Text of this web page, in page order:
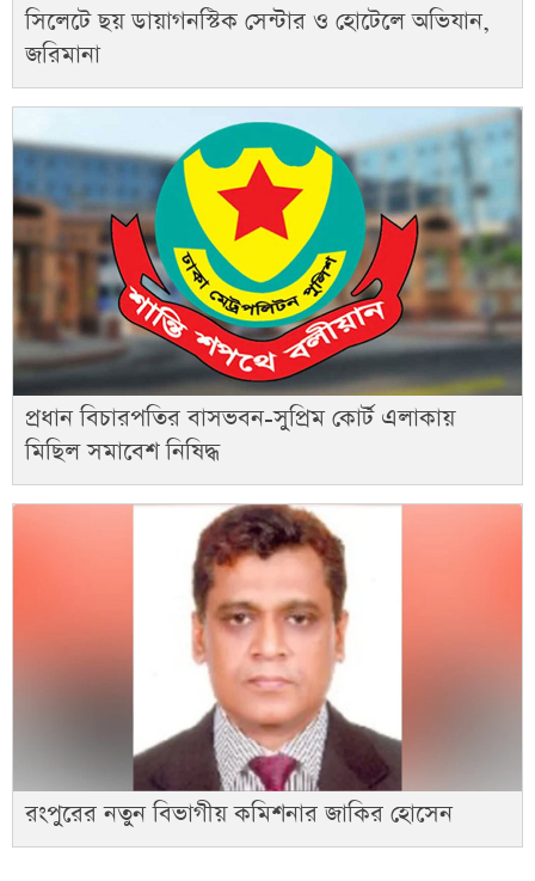
সিলেটে ছয় ডায়াগনস্টিক সেন্টার ও হোটেলে অভিযান,
জরিমানা
প্রধান বিচারপতির বাসভবন-সুপ্রিম কোর্ট এলাকায়
মিছিল সমাবেশ নিষিদ্ধ
রংপুরের নতুন বিভাগীয় কমিশনার জাকির হোসেন